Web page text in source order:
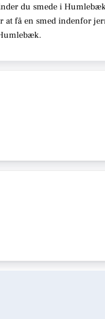
du smede i
få en smed indenfor